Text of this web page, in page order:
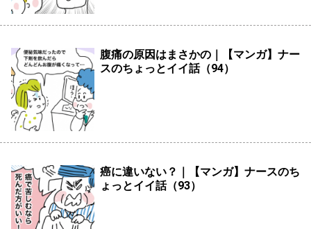
腹痛の原因はまさかの｜【マンガ】ナー
スのちょっとイイ話（94）
癌に違いない？｜【マンガ】ナースのち
ょっとイイ話（93）